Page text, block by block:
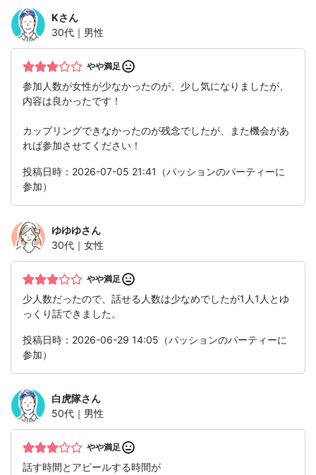
Kさん
30代｜男性
やや満足
参加人数が女性が少なかったのが、少し気になりましたが、
内容は良かったです！
カップリングできなかったのが残念でしたが、また機会があ
れば参加させてください！
投稿日時：2026-07-05 21:41（パッションのパーティーに
参加）
ゆゆゆさん
30代｜女性
やや満足
少人数だったので、話せる人数は少なめでしたが1人1人とゆ
っくり話できました。
投稿日時：2026-06-29 14:05（パッションのパーティーに
参加）
白虎隊さん
50代｜男性
やや満足
話す時間とアピールする時間が